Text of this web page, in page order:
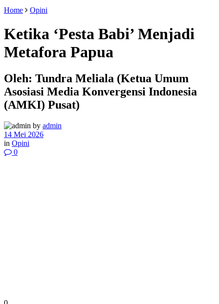
Home Opini
Ketika ‘Pesta Babi’ Menjadi
Metafora Papua
Oleh: Tundra Meliala (Ketua Umum
Asosiasi Media Konvergensi Indonesia
(AMKI) Pusat)
by admin
14 Mei 2026
in Opini
0